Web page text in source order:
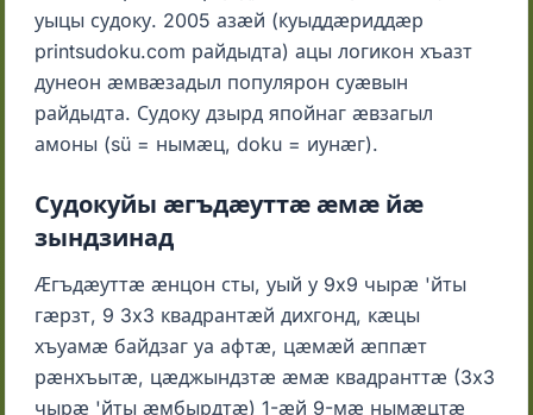
уыцы судоку. 2005 азӕй (куыддӕриддӕр
printsudoku.com райдыдта) ацы логикон хъазт
дунеон ӕмвӕзадыл популярон суӕвын
райдыдта. Судоку дзырд япойнаг ӕвзагыл
амоны (sü = нымӕц, doku = иунӕг).
Судокуйы ӕгъдӕуттӕ ӕмӕ йӕ
зындзинад
Ӕгъдӕуттӕ ӕнцон сты, уый у 9x9 чырӕ 'йты
гӕрзт, 9 3x3 квадрантӕй дихгонд, кӕцы
хъуамӕ байдзаг уа афтӕ, цӕмӕй ӕппӕт
рӕнхъытӕ, цӕджындзтӕ ӕмӕ квадранттӕ (3x3
чырӕ 'йты ӕмбырдтӕ) 1-ӕй 9-мӕ нымӕцтӕ